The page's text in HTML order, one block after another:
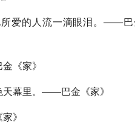
爱的人流一滴眼泪。——巴
《家》
幕里。——巴金《家》
》